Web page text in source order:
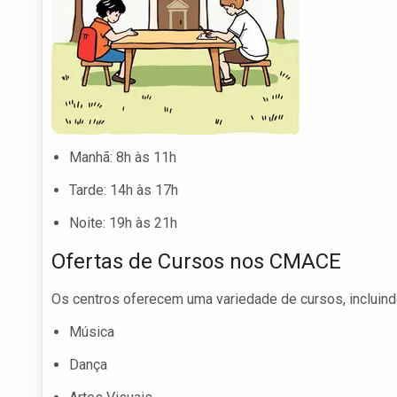
Manhã: 8h às 11h
Tarde: 14h às 17h
Noite: 19h às 21h
Ofertas de Cursos nos CMACE
Os centros oferecem uma variedade de cursos,
Música
Dança